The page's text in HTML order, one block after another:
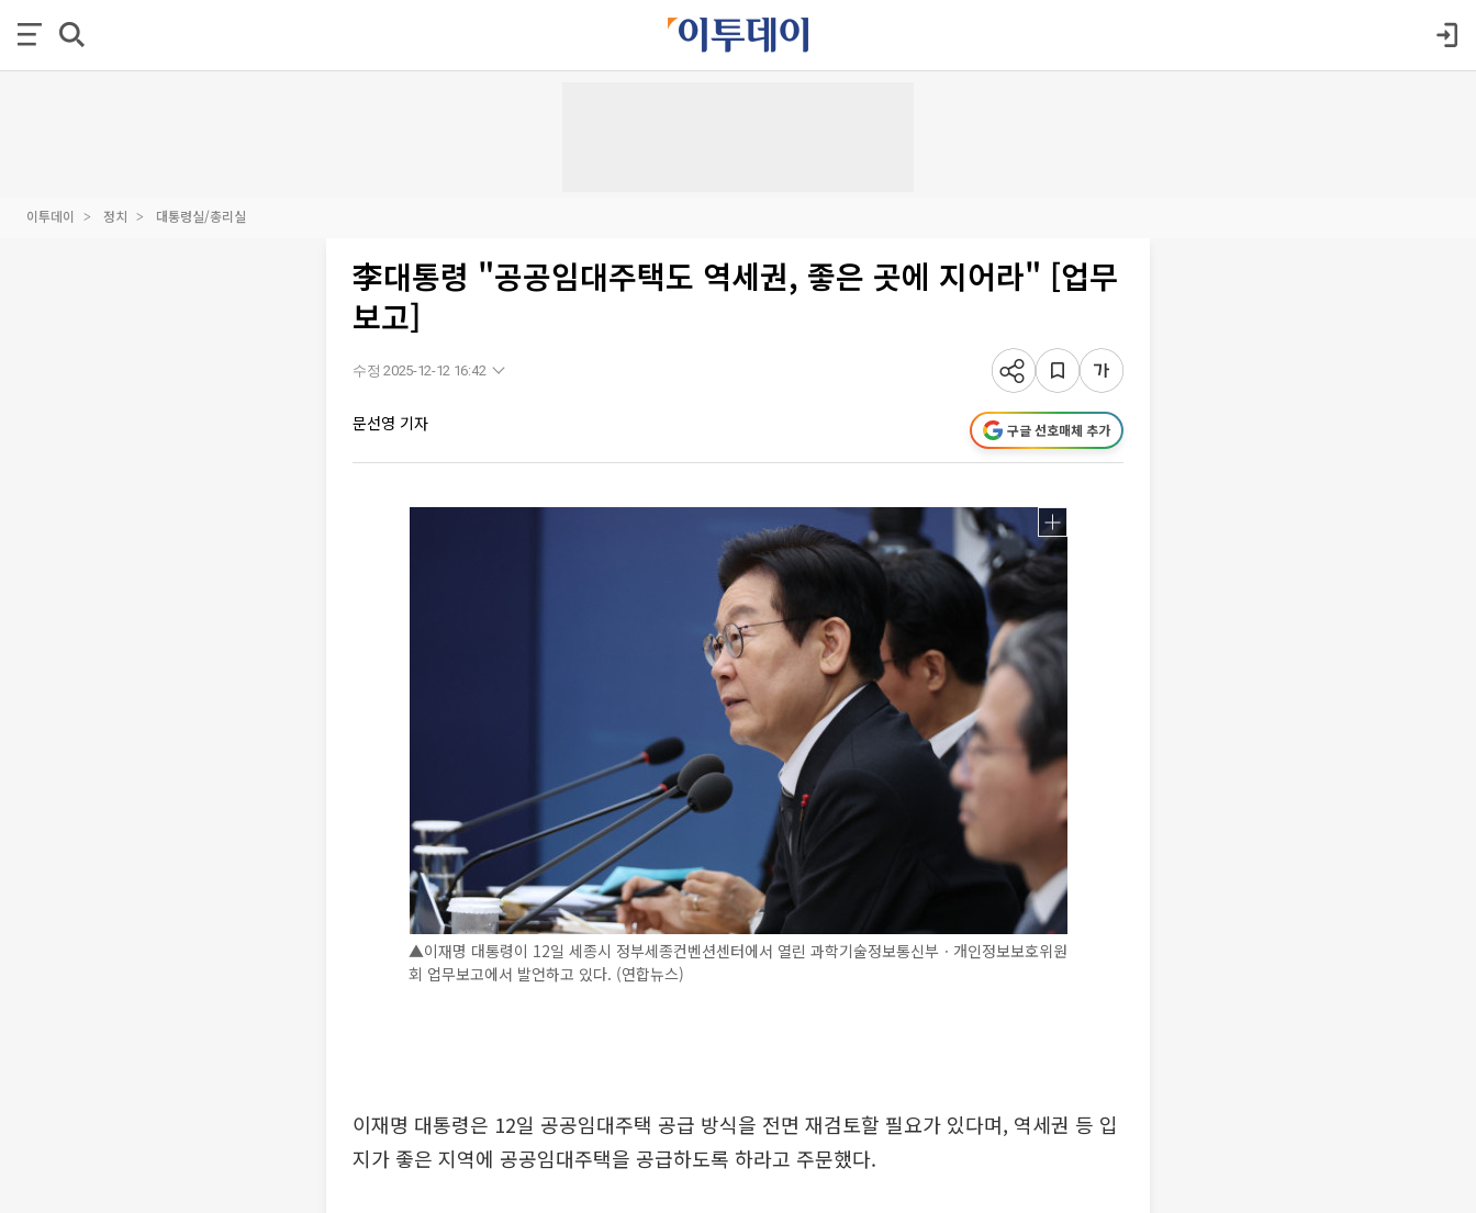
이투데이 정치 대통령실/총리실
李대통령 "공공임대주택도 역세권, 좋은 곳에 지어라" [업무
보고]
수정 2025-12-12 16:42
문선영 기자 구글 선호매체 추가
▲이재명 대통령이 12일 세종시 정부세종컨벤션센터에서 열린 과학기술정보통신부ㆍ개인정보보호위원
회 업무보고에서 발언하고 있다. (연합뉴스)
이재명 대통령은 12일 공공임대주택 공급 방식을 전면 재검토할 필요가 있다며, 역세권 등 입
지가 좋은 지역에 공공임대주택을 공급하도록 하라고 주문했다.